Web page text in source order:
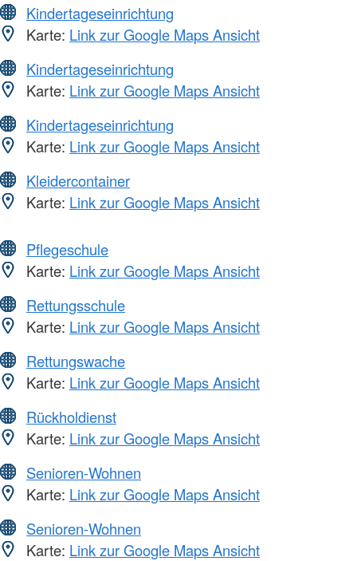
Kindertageseinrichtung
Karte: Link zur Google Maps Ansicht
Kindertageseinrichtung
Karte: Link zur Google Maps Ansicht
Kindertageseinrichtung
Karte: Link zur Google Maps Ansicht
Kleidercontainer
Karte: Link zur Google Maps Ansicht
Pflegeschule
Karte: Link zur Google Maps Ansicht
Rettungsschule
Karte: Link zur Google Maps Ansicht
Rettungswache
Karte: Link zur Google Maps Ansicht
Rückholdienst
Karte: Link zur Google Maps Ansicht
Senioren-Wohnen
Karte: Link zur Google Maps Ansicht
Senioren-Wohnen
Karte: Link zur Google Maps Ansicht